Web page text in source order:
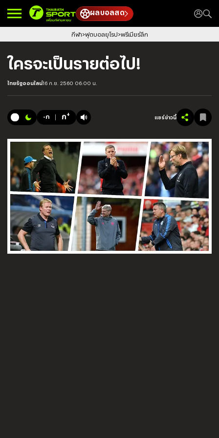
ผลบอลสด
กีฬา ฟุตบอลยุโรป พรีเมียร์ลีก
ใครจะเป็นรายต่อไป!
ไทยรัฐออนไลน์16 ก.ย. 2560 06:00 น.
-ก ก+ แชร์ข่าวนี้